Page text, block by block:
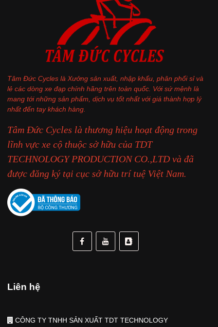
Tâm Đức Cycles là Xưởng sản xuất, nhập khẩu, phân phối sỉ và
lẻ các dòng xe đạp chính hãng trên toàn quốc. Với sứ mệnh là
mang tới những sản phẩm, dịch vụ tốt nhất với giá thành hợp lý
nhất đến tay khách hàng.
Tâm Đức Cycles là thương hiệu hoạt động trong
lĩnh vực xe cộ thuộc sở hữu của TDT
TECHNOLOGY PRODUCTION CO.,LTD và đã
được đăng ký tại cục sở hữu trí tuệ Việt Nam.
Liên hệ
CÔNG TY TNHH SẢN XUẤT TDT TECHNOLOGY